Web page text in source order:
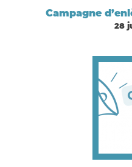
Campagne
28